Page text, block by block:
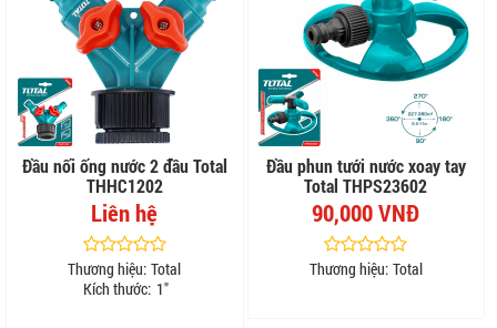
Đầu nối ống nước 2 đầu Total
THHC1202
Liên hệ
Thương hiệu: Total
Kích thước: 1"
Đầu phun tưới nước xoay tay
Total THPS23602
90,000 VNĐ
Thương hiệu: Total